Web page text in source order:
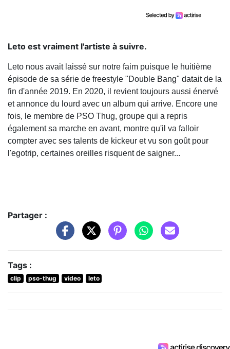
Leto est vraiment l'artiste à suivre.
Leto nous avait laissé sur notre faim puisque le huitième
épisode de sa série de freestyle "Double Bang" datait de la
fin d'année 2019. En 2020, il revient toujours aussi énervé
et annonce du lourd avec un album qui arrive. Encore une
fois, le membre de PSO Thug, groupe qui a repris
également sa marche en avant, montre qu'il va falloir
compter avec ses talents de kickeur et vu son goût pour
l'egotrip, certaines oreilles risquent de saigner...
Partager :
Tags :
clip pso-thug video leto